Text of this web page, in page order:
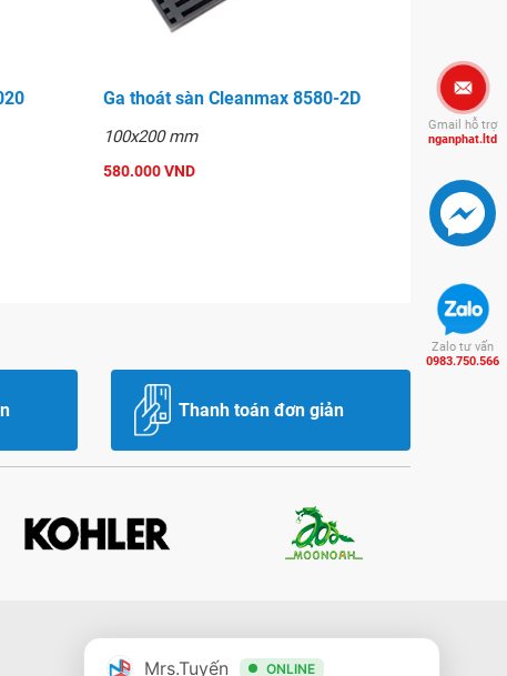
Ga thoát sàn Cleanmax 8580-2D
100x200 mm
580.000 VND
Thanh toán đơn giản
Gmail hỗ trợ
nganphat.ltd
Zalo tư vấn
0983.750.566
Mrs.Tuyến ONLINE